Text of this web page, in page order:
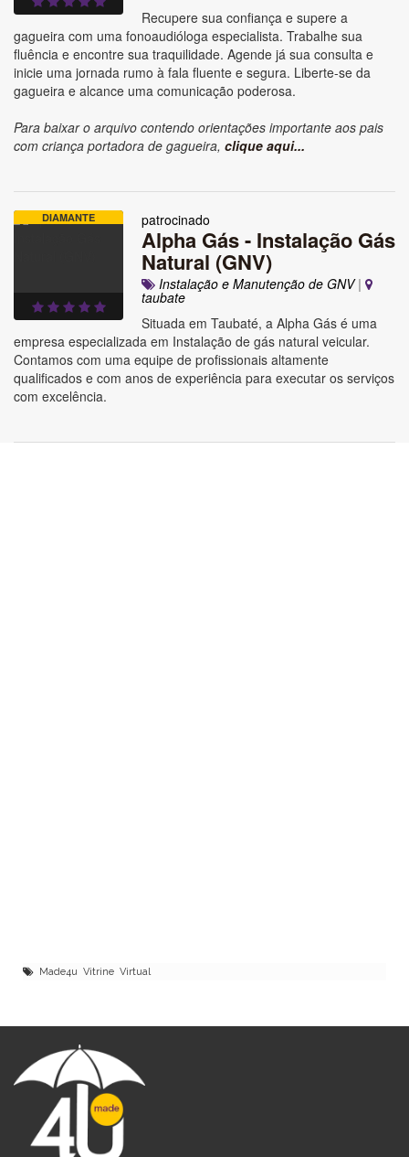
Recupere sua confiança e supere a
gagueira com uma fonoaudióloga especialista. Trabalhe sua
fluência e encontre sua traquilidade. Agende já sua consulta e
inicie uma jornada rumo à fala fluente e segura. Liberte-se da
gagueira e alcance uma comunicação poderosa.
Para baixar o arquivo contendo orientações importante aos pais
com criança portadora de gagueira, clique aqui...
DIAMANTE patrocinado
Alpha Gás - Instalação Gás
Natural (GNV)
Instalação e Manutenção de GNV|
taubate
Situada em Taubaté, a Alpha Gás é uma
empresa especializada em Instalação de gás natural veicular.
Contamos com uma equipe de profissionais altamente
qualificados e com anos de experiência para executar os serviços
com excelência.
Made4u Vitrine Virtual